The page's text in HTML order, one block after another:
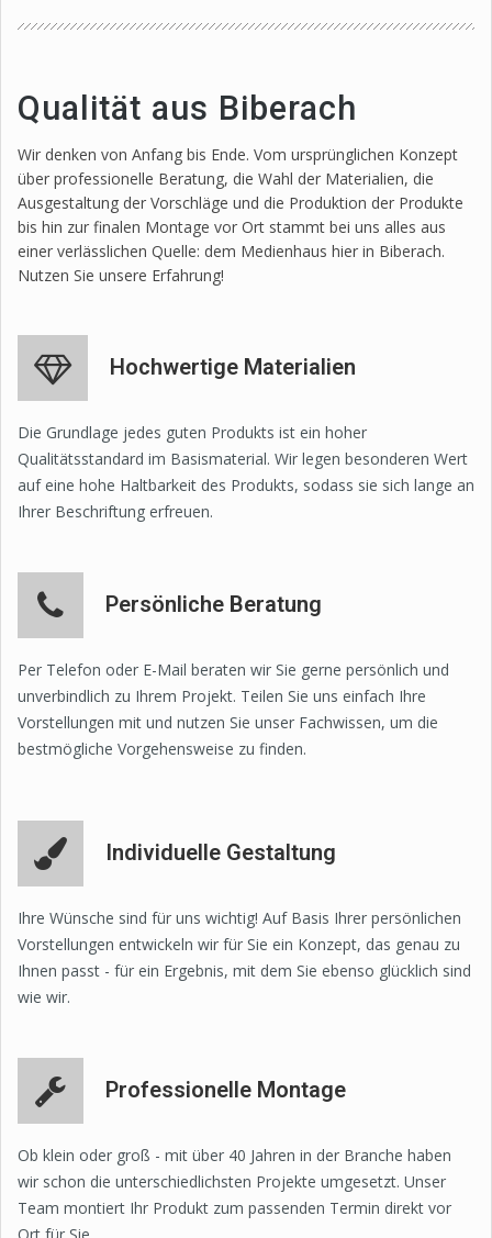
Qualität aus Biberach
Wir denken von Anfang bis Ende. Vom ursprünglichen Konzept
über professionelle Beratung, die Wahl der Materialien, die
Ausgestaltung der Vorschläge und die Produktion der Produkte
bis hin zur finalen Montage vor Ort stammt bei uns alles aus
einer verlässlichen Quelle: dem Medienhaus hier in Biberach.
Nutzen Sie unsere Erfahrung!
Hochwertige Materialien
Die Grundlage jedes guten Produkts ist ein hoher
Qualitätsstandard im Basismaterial. Wir legen besonderen Wert
auf eine hohe Haltbarkeit des Produkts, sodass sie sich lange an
Ihrer Beschriftung erfreuen.
Persönliche Beratung
Per Telefon oder E-Mail beraten wir Sie gerne persönlich und
unverbindlich zu Ihrem Projekt. Teilen Sie uns einfach Ihre
Vorstellungen mit und nutzen Sie unser Fachwissen, um die
bestmögliche Vorgehensweise zu finden.
Individuelle Gestaltung
Ihre Wünsche sind für uns wichtig! Auf Basis Ihrer persönlichen
Vorstellungen entwickeln wir für Sie ein Konzept, das genau zu
Ihnen passt - für ein Ergebnis, mit dem Sie ebenso glücklich sind
wie wir.
Professionelle Montage
Ob klein oder groß - mit über 40 Jahren in der Branche haben
wir schon die unterschiedlichsten Projekte umgesetzt. Unser
Team montiert Ihr Produkt zum passenden Termin direkt vor